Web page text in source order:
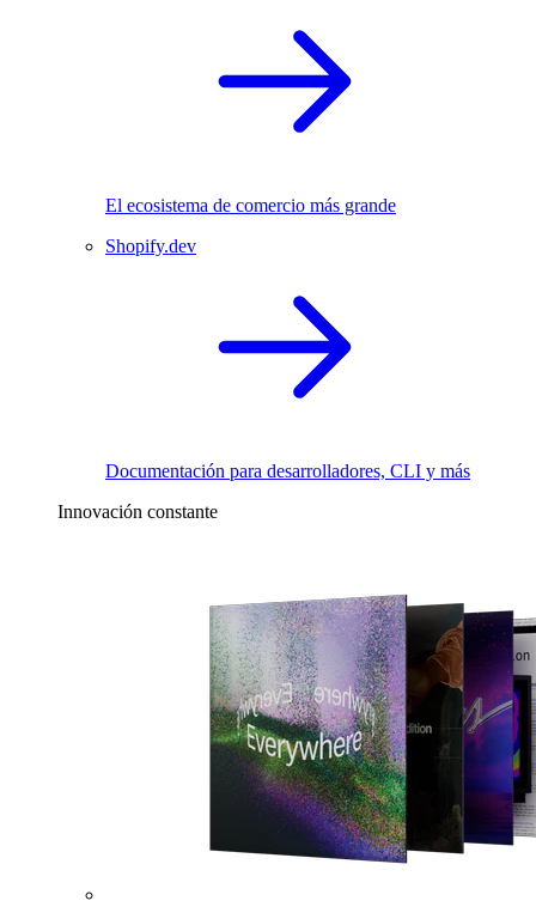
El ecosistema de comercio más grande
Shopify.dev
Documentación para desarrolladores, CLI y más
Innovación constante